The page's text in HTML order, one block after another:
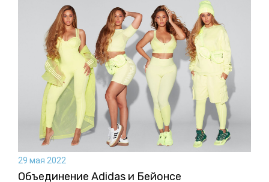
29 мая 2022
Объединение Adidas и Бейонсе